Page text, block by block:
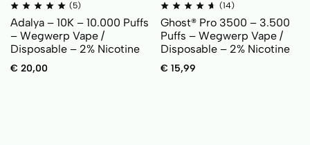
(5)
Adalya – 10K – 10.000 Puffs
– Wegwerp Vape /
Disposable – 2% Nicotine
€ 20,00
(14)
Ghost® Pro 3500 – 3.500
Puffs – Wegwerp Vape /
Disposable – 2% Nicotine
€ 15,99